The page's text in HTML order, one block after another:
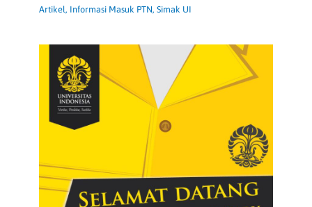
Artikel, Informasi Masuk PTN,Simak UI